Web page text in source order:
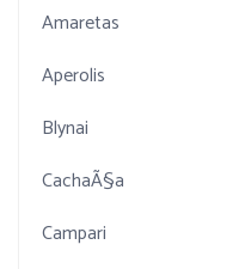
Amaretas
Aperolis
Blynai
CachaÃ§a
Campari